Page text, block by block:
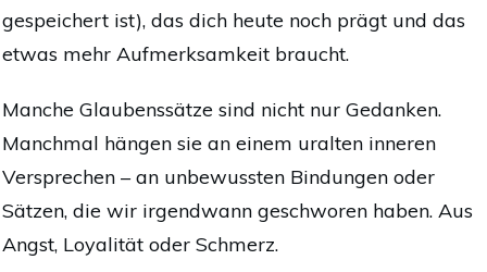
gespeichert ist), das dich heute noch prägt und das
etwas mehr Aufmerksamkeit braucht.
Manche Glaubenssätze sind nicht nur Gedanken.
Manchmal hängen sie an einem uralten inneren
Versprechen – an unbewussten Bindungen oder
Sätzen, die wir irgendwann geschworen haben. Aus
Angst, Loyalität oder Schmerz.